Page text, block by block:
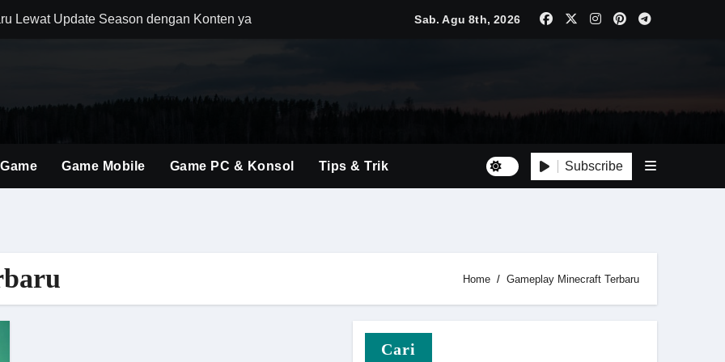
Lewat Update Season dengan Konten yang Lebih Segar
Berkat Pembaruan Gameplay dan Karakter Berkualitas
Shooter Modern dengan Dunia Pertempuran yang Lebih Luas
Material Monster Hunter Wilds dengan Teknik Gameplay Tepat
Terbaru untuk Mendominasi Setiap Pertandingan
Sab. Agu 8th, 2026
Game Mobile Game PC & Konsol Tips & Trik Subscribe
Home Gameplay Minecraft Terbaru
Cari